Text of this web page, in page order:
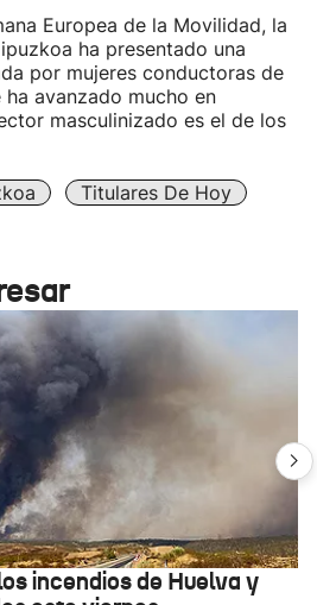
Europea de la Movilidad, la
ha presentado una
por mujeres conductoras de
avanzado mucho en
masculinizado es el de los
Titulares De Hoy
incendios de Huelva y